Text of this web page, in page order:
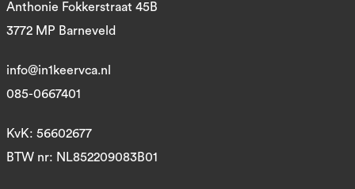
Anthonie Fokkerstraat 45B
3772 MP Barneveld
info@in1keervca.nl
085-0667401
KvK: 56602677
BTW nr: NL852209083B01